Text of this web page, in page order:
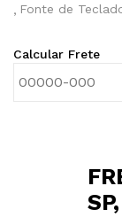
Fonte de
Calcular Frete